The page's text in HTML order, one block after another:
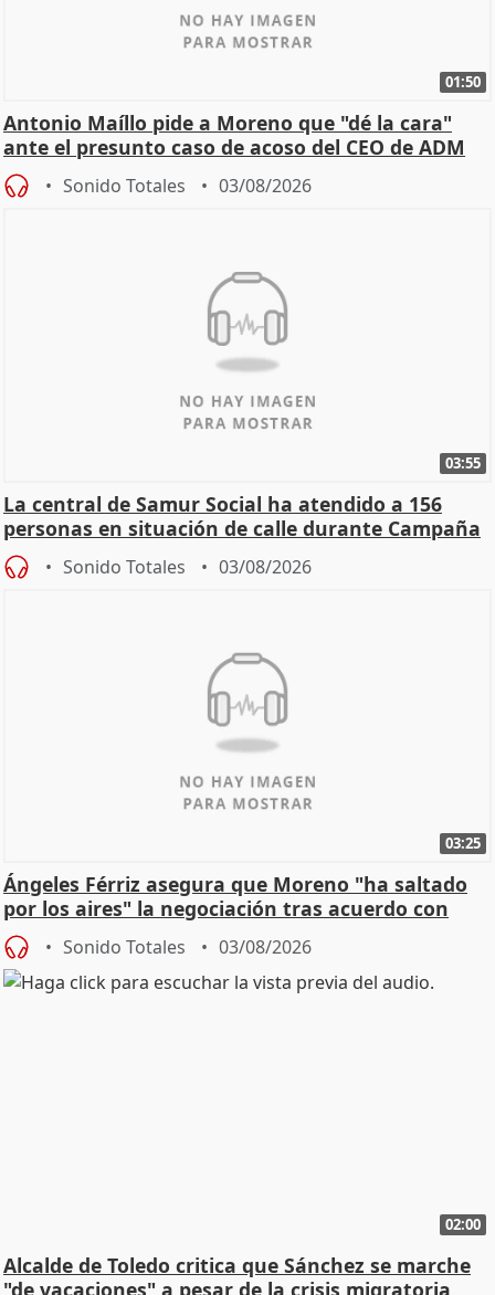
01:50
Antonio Maíllo pide a Moreno que "dé la cara"
ante el presunto caso de acoso del CEO de ADM
Sonido Totales 03/08/2026
03:55
La central de Samur Social ha atendido a 156
personas en situación de calle durante Campaña
de Calor
Sonido Totales 03/08/2026
03:25
Ángeles Férriz asegura que Moreno "ha saltado
por los aires" la negociación tras acuerdo con
SMA
Sonido Totales 03/08/2026
02:00
Alcalde de Toledo critica que Sánchez se marche
"de vacaciones" a pesar de la crisis migratoria